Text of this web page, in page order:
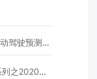
模型挑战赛
度开源峰会